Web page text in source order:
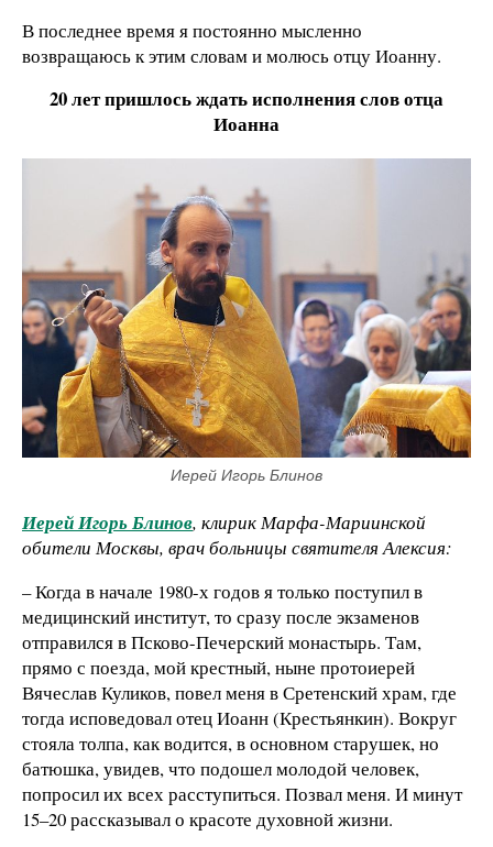
В последнее время я постоянно мысленно
возвращаюсь к этим словам и молюсь отцу Иоанну.
20 лет пришлось ждать исполнения слов отца
Иоанна
Иерей Игорь Блинов
Иерей Игорь Блинов, клирик Марфа-Мариинской
обители Москвы, врач больницы святителя Алексия:
– Когда в начале 1980-х годов я только поступил в
медицинский институт, то сразу после экзаменов
отправился в Псково-Печерский монастырь. Там,
прямо с поезда, мой крестный, ныне протоиерей
Вячеслав Куликов, повел меня в Сретенский храм, где
тогда исповедовал отец Иоанн (Крестьянкин). Вокруг
стояла толпа, как водится, в основном старушек, но
батюшка, увидев, что подошел молодой человек,
попросил их всех расступиться. Позвал меня. И минут
15–20 рассказывал о красоте духовной жизни.